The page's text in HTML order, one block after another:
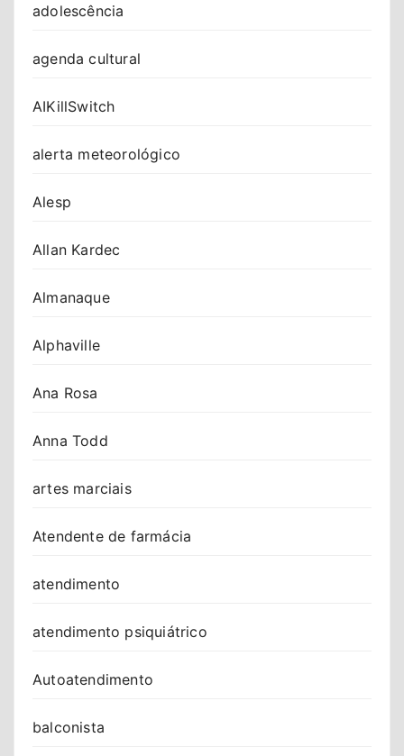
adolescência
agenda cultural
AIKillSwitch
alerta meteorológico
Alesp
Allan Kardec
Almanaque
Alphaville
Ana Rosa
Anna Todd
artes marciais
Atendente de farmácia
atendimento
atendimento psiquiátrico
Autoatendimento
balconista